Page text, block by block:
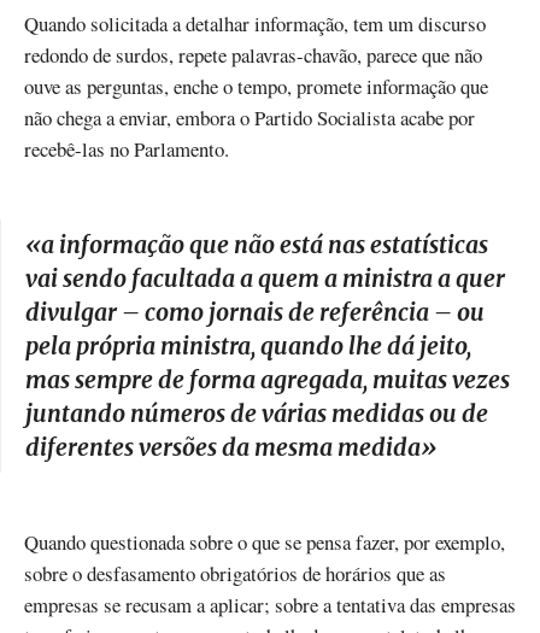
Quando solicitada a detalhar informação, tem um discurso
redondo de surdos, repete palavras-chavão, parece que não
ouve as perguntas, enche o tempo, promete informação que
não chega a enviar, embora o Partido Socialista acabe por
recebê-las no Parlamento.
«a informação que não está nas estatísticas
vai sendo facultada a quem a ministra a quer
divulgar – como jornais de referência – ou
pela própria ministra, quando lhe dá jeito,
mas sempre de forma agregada, muitas vezes
juntando números de várias medidas ou de
diferentes versões da mesma medida»
Quando questionada sobre o que se pensa fazer, por exemplo,
sobre o desfasamento obrigatórios de horários que as
empresas se recusam a aplicar; sobre a tentativa das empresas